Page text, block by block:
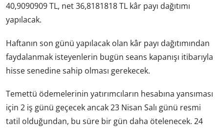
40,9090909 TL, net 36,8181818 TL kâr payı dağıtımı
yapılacak.
Haftanın son günü yapılacak olan kâr payı dağıtımından
faydalanmak isteyenlerin bugün seans kapanışı itibarıyla
hisse senedine sahip olması gerekecek.
Temettü ödemelerinin yatırımcıların hesabına yansıması
için 2 iş günü geçecek ancak 23 Nisan Salı günü resmi
tatil olduğundan, bu süre bir gün daha ötelenecek. 24